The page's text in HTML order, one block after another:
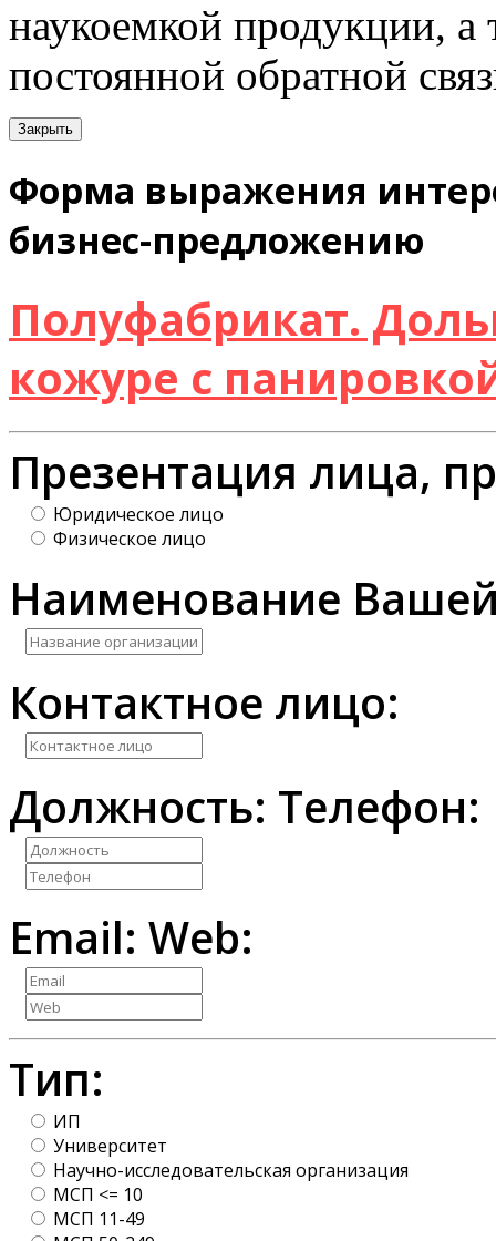
наукоемкой продукции, а
постоянной обратной
Закрыть
Форма выражения
бизнес-предложению
Полуфабрикат.
кожуре с
Презентация лица,
Юридическое лицо
Физическое лицо
Наименование
Контактное лицо:
Должность: Телефон:
Email: Web:
Тип:
ИП
Университет
Научно-исследовательская организация
МСП <= 10
МСП 11-49